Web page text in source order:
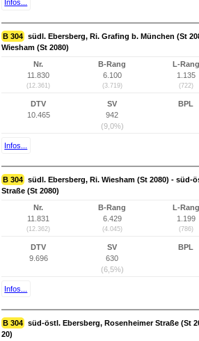
Infos...
B 304 südl. Ebersberg, Ri. Grafing b. München (St
Wiesham (St 2080)
Nr.
11.830
(12.361)
B-Rang
6.100
(3.719)
L-Rang
1.135
(722)
DTV
10.465
SV
942
(9,0%)
BPL
Infos...
B 304 südl. Ebersberg, Ri. Wiesham (St 2080) - süd-
Straße (St 2080)
Nr.
11.831
(12.362)
B-Rang
6.429
(4.045)
L-Rang
1.199
(786)
DTV
9.696
SV
630
(6,5%)
BPL
Infos...
B 304 süd-östl. Ebersberg, Rosenheimer Straße (St
20)